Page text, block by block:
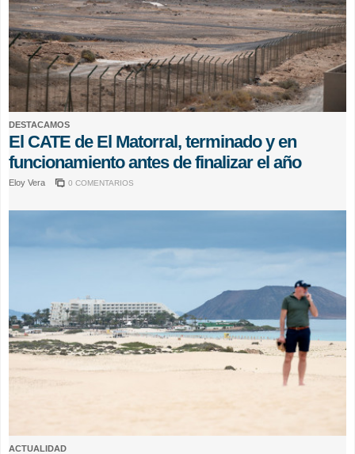
DESTACAMOS
El CATE de El Matorral, terminado y en
funcionamiento antes de finalizar el año
Eloy Vera 0 COMENTARIOS
ACTUALIDAD